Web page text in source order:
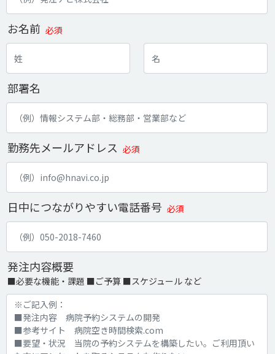
お名前 必須
部署名
勤務先メールアドレス 必須
日中につながりやすい電話番号 必須
発注内容概要
■必要な機能・課題 ■ご予算 ■スケジュール など